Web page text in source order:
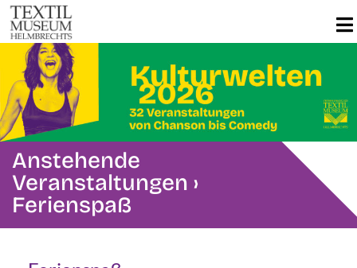
Anstehende
Veranstaltungen ›
Ferienspaß